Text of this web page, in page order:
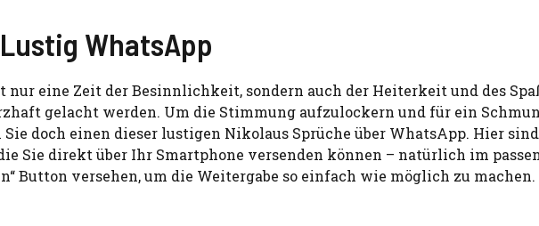
WhatsApp
eine Zeit der Besinnlichkeit, sondern auch der Heiterkeit und des
gelacht werden. Um die Stimmung aufzulockern und für ein
doch einen dieser lustigen Nikolaus Sprüche über WhatsApp. Hier
Sie direkt über Ihr Smartphone versenden können – natürlich im
Button versehen, um die Weitergabe so einfach wie möglich zu machen.